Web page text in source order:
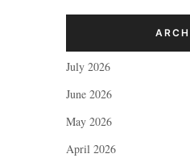
July 2026
June 2026
May 2026
April 2026